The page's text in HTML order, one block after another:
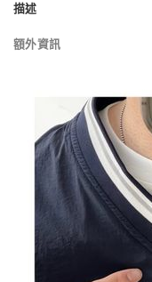
描述
額外資訊